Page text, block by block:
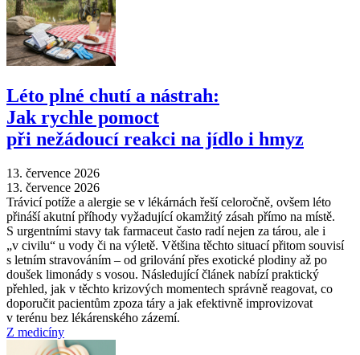
Léto plné chutí a nástrah:
Jak rychle pomoct
při nežádoucí reakci na jídlo i hmyz
13. července 2026
13. července 2026
Trávicí potíže a alergie se v lékárnách řeší celoročně, ovšem léto
přináší akutní příhody vyžadující okamžitý zásah přímo na místě.
S urgentními stavy tak farmaceut často radí nejen za tárou, ale i
„v civilu“ u vody či na výletě. Většina těchto situací přitom souvisí
s letním stravováním –⁠ od grilování přes exotické plodiny až po
doušek limonády s vosou. Následující článek nabízí praktický
přehled, jak v těchto krizových momentech správně reagovat, co
doporučit pacientům zpoza táry a jak efektivně improvizovat
v terénu bez lékárenského zázemí.
Z medicíny